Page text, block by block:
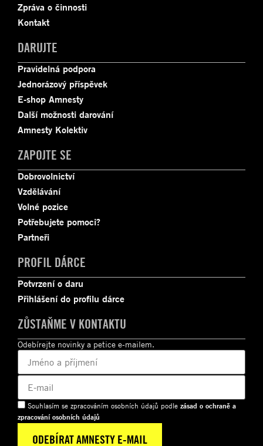
Zpráva o činnosti
Kontakt
DARUJTE
Pravidelná podpora
Jednorázový příspěvek
E-shop Amnesty
Další možnosti darování
Amnesty Kolektiv
ZAPOJTE SE
Dobrovolnictví
Vzdělávání
Volné pozice
Potřebujete pomoci?
Partneři
PROFIL DÁRCE
Potvrzení o daru
Přihlášení do profilu dárce
ZŮSTAŇME V KONTAKTU
Odebírejte novinky a petice e-mailem.
Souhlasím se zpracováním osobních údajů podle zásad o ochraně a
zpracování osobních údajů